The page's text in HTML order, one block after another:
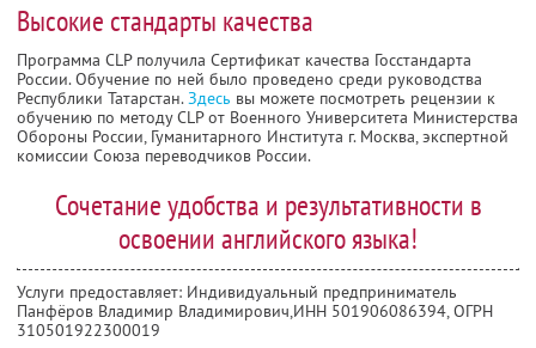
Высокие стандарты качества
Программа CLP получила Сертификат качества Госстандарта
России. Обучение по ней было проведено среди руководства
Республики Татарстан.Здесь вы можете посмотреть рецензии к
обучению по методу CLP от Военного Университета Министерства
Обороны России, Гуманитарного Института г. Москва, экспертной
комиссии Союза переводчиков России.
Сочетание удобства и результативности в
освоении английского языка!
Услуги предоставляет: Индивидуальный предприниматель
Панфёров Владимир Владимирович,ИНН 501906086394, ОГРН
310501922300019